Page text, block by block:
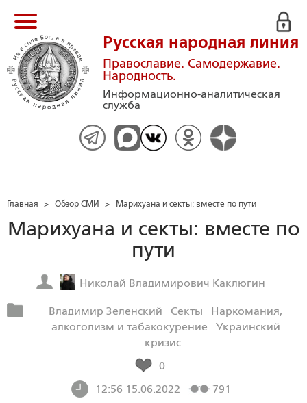
Русская народная линия
Православие. Самодержавие.
Народность.
Информационно-аналитическая
служба
Главная > Обзор СМИ > Марихуана и секты: вместе по пути
Марихуана и секты: вместе по
пути
Николай Владимирович Каклюгин
Владимир Зеленский Секты
Наркомания,
алкоголизм и табакокурение
Украинский
кризис
0
12:56 15.06.2022
791